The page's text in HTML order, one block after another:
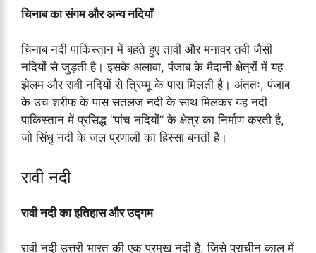
चिनाब का संगम और अन्य नदियाँ
चिनाब नदी पाकिस्तान में बहते हुए तावी और मनावर तवी जैसी
नदियों से जुड़ती है। इसके अलावा, पंजाब के मैदानी क्षेत्रों में यह
झेलम और रावी नदियों से त्रिम्मू के पास मिलती है। अंततः, पंजाब
के उच शरीफ के पास सतलज नदी के साथ मिलकर यह नदी
पाकिस्तान में प्रसिद्ध “पांच नदियों” के क्षेत्र का निर्माण करती है,
जो सिंधु नदी के जल प्रणाली का हिस्सा बनती है।
रावी नदी
रावी नदी का इतिहास और उद्गम
रावी नदी उत्तरी भारत की एक प्रमुख नदी है, जिसे प्राचीन काल में